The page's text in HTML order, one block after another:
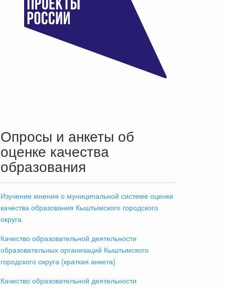
Опросы и анкеты об
оценке качества
образования
Изучение мнения о муниципальной системе оценки
качества образования Кыштымского городского
округа
Качество образовательной деятельности
образовательных организаций Кыштымского
городского округа (краткая анкета)
Качество образовательной деятельности